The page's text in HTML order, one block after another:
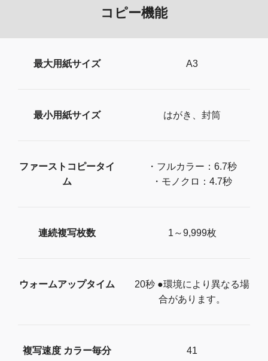
コピー機能
最大用紙サイズ A3
最小用紙サイズ はがき、封筒
ファーストコピータイ
ム
・フルカラー：6.7秒
・モノクロ：4.7秒
連続複写枚数 1～9,999枚
ウォームアップタイム
20秒 ●環境により異なる場
合があります。
複写速度 カラー毎分 41